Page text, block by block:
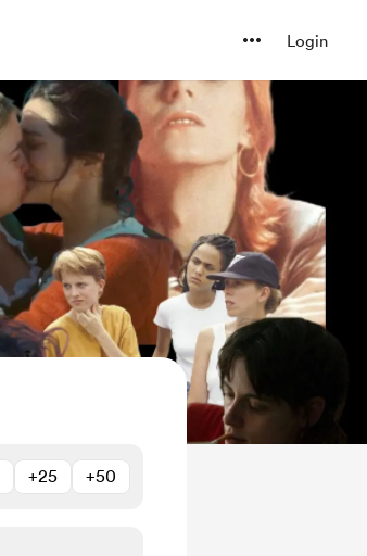
Login
+25 +50